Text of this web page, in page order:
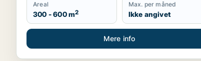
Areal
300 - 600 m2
Max. per måned
Ikke angivet
Mere info